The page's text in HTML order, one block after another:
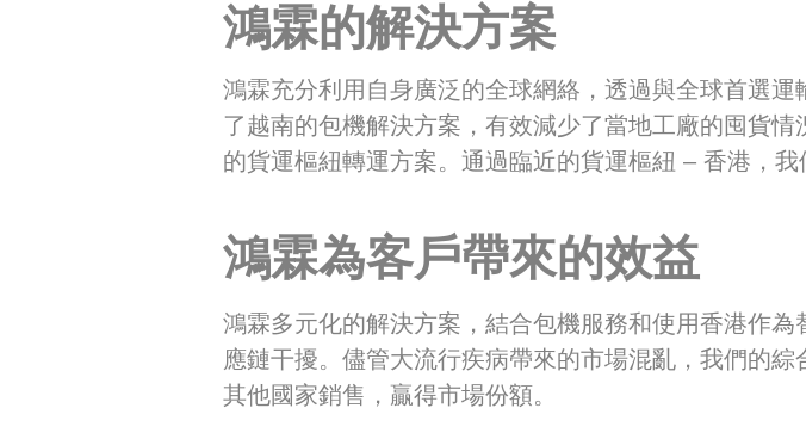
鴻霖的解決方案
鴻霖充分利用自身廣泛的全球網絡，透過與全球首選
了越南的包機解決方案，有效減少了當地工廠的囤貨
的貨運樞紐轉運方案。通過臨近的貨運樞紐 – 香港，
鴻霖為客戶帶來的效益
鴻霖多元化的解決方案，結合包機服務和使用香港作
應鏈干擾。儘管大流行疾病帶來的市場混亂，我們的
其他國家銷售，贏得市場份額。